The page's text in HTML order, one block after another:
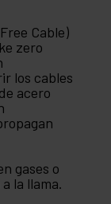
Cable)
zero
los cables
acero
gases o
la llama.